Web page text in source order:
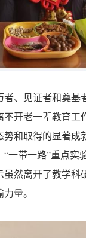
、见证者和奠
开老一辈教育
和取得的显著
一带一路”重点
然离开了教学
量。